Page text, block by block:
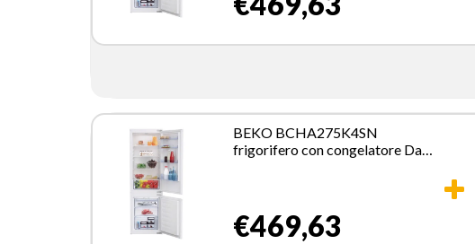
BEKO BCHA275K4SN
frigorifero con congelatore Da
€469,63